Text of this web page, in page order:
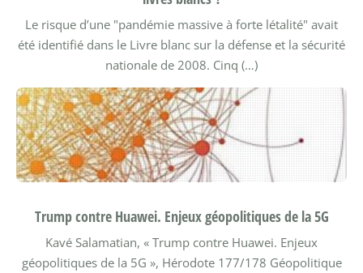
Le risque d’une "pandémie massive à forte létalité" avait
été identifié dans le Livre blanc sur la défense et la sécurité
nationale de 2008. Cinq (…)
Trump contre Huawei. Enjeux géopolitiques de la 5G
Kavé Salamatian, « Trump contre Huawei. Enjeux
géopolitiques de la 5G », Hérodote 177/178 Géopolitique